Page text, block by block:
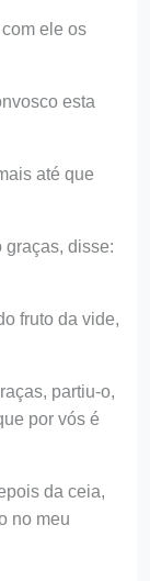
ele os
esta
até que
graças, disse:
fruto da vide,
partiu-o,
por vós é
da ceia,
no meu